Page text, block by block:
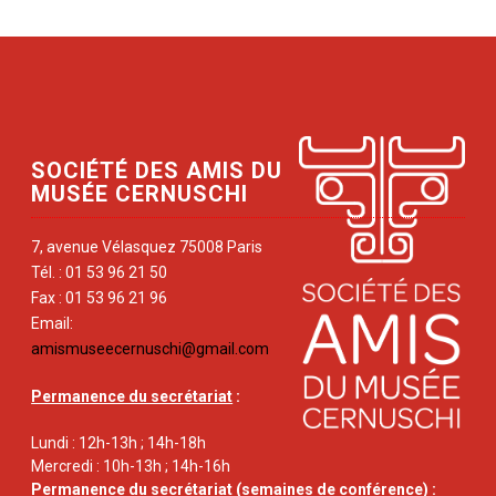
SOCIÉTÉ DES AMIS DU
MUSÉE CERNUSCHI
7, avenue Vélasquez 75008 Paris
Tél. : 01 53 96 21 50
Fax : 01 53 96 21 96
Email:
amismuseecernuschi@gmail.com
Permanence du secrétariat :
Lundi : 12h-13h ; 14h-18h
Mercredi : 10h-13h ; 14h-16h
Permanence du secrétariat (semaines de conférence) :